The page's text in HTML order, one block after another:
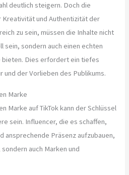
deutlich steigern. Doch die
und Authentizität der
zu sein, müssen die Inhalte nicht
sein, sondern auch einen echten
Dies erfordert ein tiefes
und der Vorlieben des Publikums.
Marke
Marke auf TikTok kann der Schlüssel
sein. Influencer, die es schaffen,
ansprechende Präsenz aufzubauen,
auch Marken und